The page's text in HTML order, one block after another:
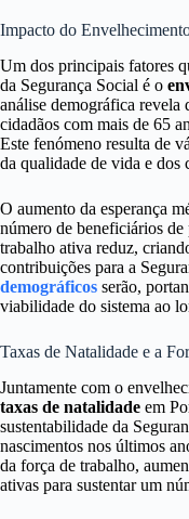
Impacto do
Um dos principais fatores
da Segurança Social é o
análise demográfica revela
cidadãos com mais de 65
Este fenómeno resulta de
da qualidade de vida e dos
O aumento da esperança
número de beneficiários de
trabalho ativa reduz,
contribuições para a
demográficos serão,
viabilidade do sistema ao
Taxas de Natalidade e a
Juntamente com o
taxas de natalidade em
sustentabilidade da
nascimentos nos últimos
da força de trabalho,
ativas para sustentar um